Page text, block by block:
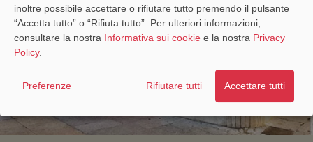
inoltre possibile accettare o rifiutare tutto premendo il pulsante
“Accetta tutto” o “Rifiuta tutto”. Per ulteriori informazioni,
consultare la nostra Informativa sui cookie e la nostra Privacy
Policy.
Preferenze Rifiutare tutti Accettare tutti